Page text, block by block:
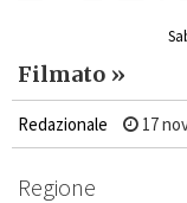
Filmato »
Redazionale 17
Regione